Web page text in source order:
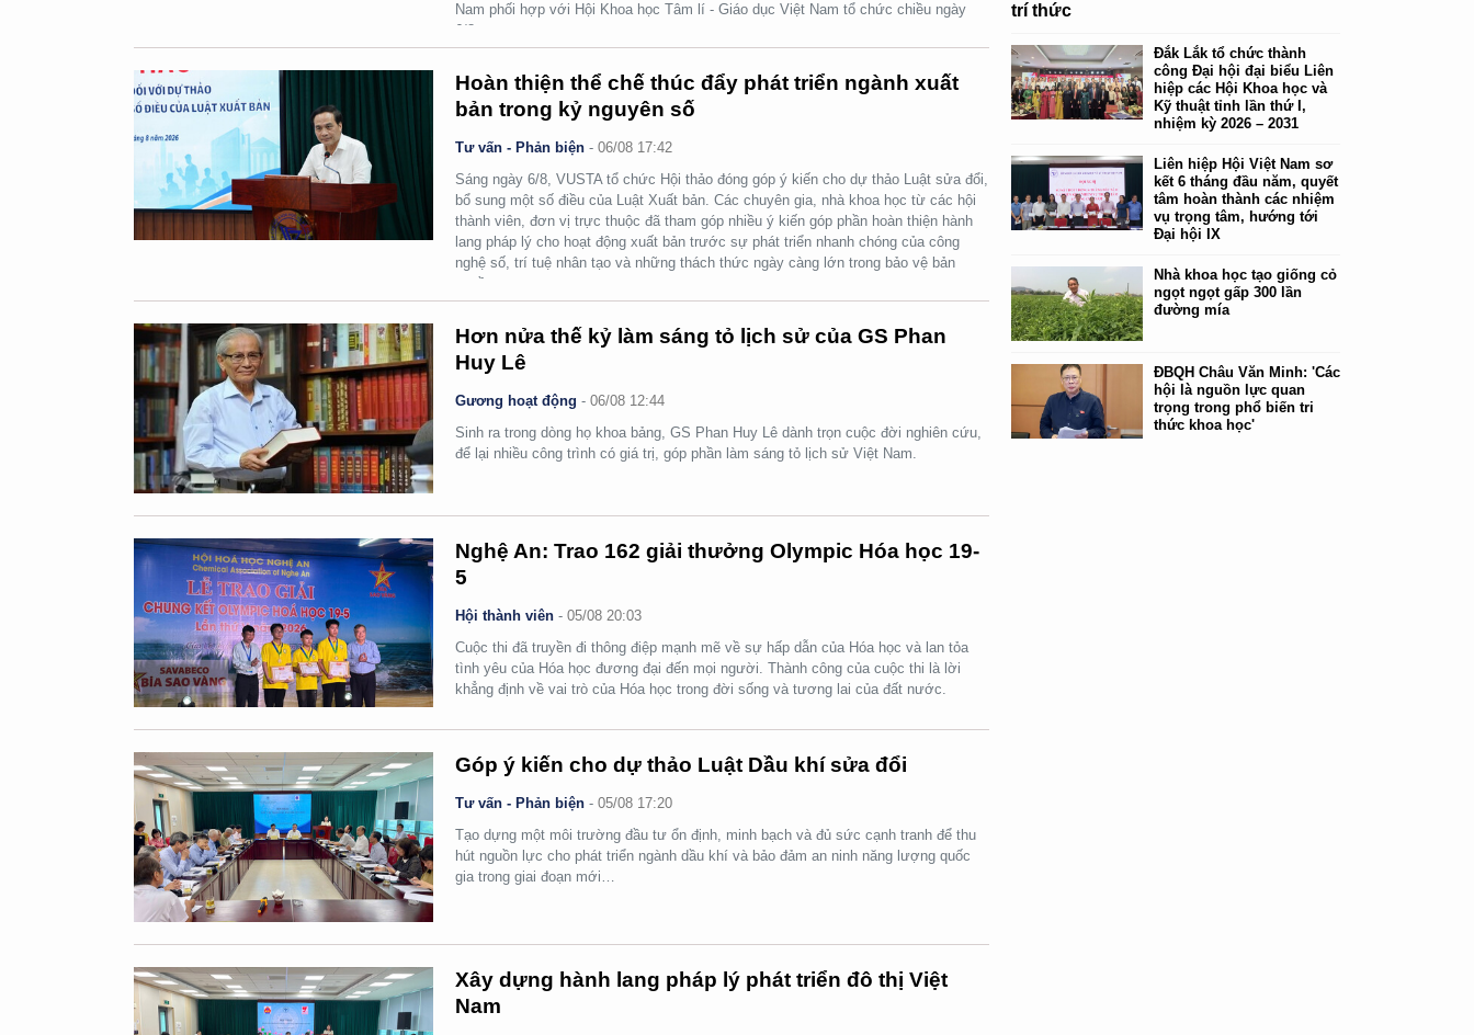
Nam phối hợp với Hội Khoa học Tâm lí - Giáo dục Việt Nam tổ chức chiều ngày
6/8.
Hoàn thiện thể chế thúc đẩy phát triển ngành xuất
bản trong kỷ nguyên số
Tư vấn - Phản biện -06/08 17:42
Sáng ngày 6/8, VUSTA tổ chức Hội thảo đóng góp ý kiến cho dự thảo Luật sửa đổi,
bổ sung một số điều của Luật Xuất bản. Các chuyên gia, nhà khoa học từ các hội
thành viên, đơn vị trực thuộc đã tham góp nhiều ý kiến góp phần hoàn thiện hành
lang pháp lý cho hoạt động xuất bản trước sự phát triển nhanh chóng của công
nghệ số, trí tuệ nhân tạo và những thách thức ngày càng lớn trong bảo vệ bản
quyền.
Hơn nửa thế kỷ làm sáng tỏ lịch sử của GS Phan
Huy Lê
Gương hoạt động -06/08 12:44
Sinh ra trong dòng họ khoa bảng, GS Phan Huy Lê dành trọn cuộc đời nghiên cứu,
để lại nhiều công trình có giá trị, góp phần làm sáng tỏ lịch sử Việt Nam.
Nghệ An: Trao 162 giải thưởng Olympic Hóa học 19-
5
Hội thành viên -05/08 20:03
Cuộc thi đã truyền đi thông điệp mạnh mẽ về sự hấp dẫn của Hóa học và lan tỏa
tình yêu của Hóa học đương đại đến mọi người. Thành công của cuộc thi là lời
khẳng định về vai trò của Hóa học trong đời sống và tương lai của đất nước.
Góp ý kiến cho dự thảo Luật Dầu khí sửa đổi
Tư vấn - Phản biện -05/08 17:20
Tạo dựng một môi trường đầu tư ổn định, minh bạch và đủ sức cạnh tranh để thu
hút nguồn lực cho phát triển ngành dầu khí và bảo đảm an ninh năng lượng quốc
gia trong giai đoạn mới…
Xây dựng hành lang pháp lý phát triển đô thị Việt
Nam
trí thức
Đắk Lắk tổ chức thành
công Đại hội đại biểu Liên
hiệp các Hội Khoa học và
Kỹ thuật tỉnh lần thứ I,
nhiệm kỳ 2026 – 2031
Liên hiệp Hội Việt Nam sơ
kết 6 tháng đầu năm, quyết
tâm hoàn thành các nhiệm
vụ trọng tâm, hướng tới
Đại hội IX
Nhà khoa học tạo giống cỏ
ngọt ngọt gấp 300 lần
đường mía
ĐBQH Châu Văn Minh: 'Các
hội là nguồn lực quan
trọng trong phổ biến tri
thức khoa học'